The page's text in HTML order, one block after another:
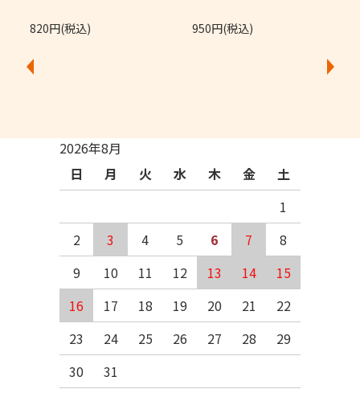
820円(税込) 950円(税込)
2026年8月
日
月 火 水 木 金
土
1
2
3 4 5 6 7
8
9
10 11 12 13 14
15
16
17 18 19 20 21
22
23
24 25 26 27 28
29
30
31